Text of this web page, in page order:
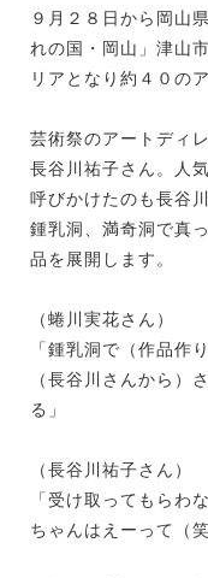
９月２８日から岡山
れの国・岡山」津山
リアとなり約４０の
芸術祭のアートディ
長谷川祐子さん。人
呼びかけたのも長谷
鍾乳洞、満奇洞で真
品を展開します。
（蜷川実花さん）
「鍾乳洞で（作品作
（長谷川さんから）
る」
（長谷川祐子さん）
「受け取ってもらわ
ちゃんはえーって（笑